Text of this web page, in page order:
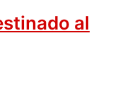
al